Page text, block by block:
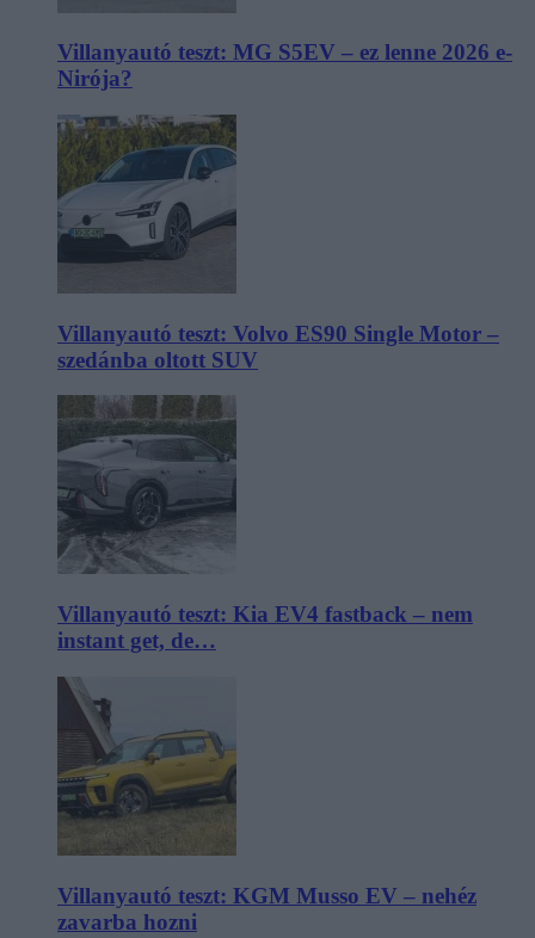
Villanyautó teszt: MG S5EV – ez lenne 2026 e-
Nirója?
Villanyautó teszt: Volvo ES90 Single Motor –
szedánba oltott SUV
Villanyautó teszt: Kia EV4 fastback – nem
instant get, de…
Villanyautó teszt: KGM Musso EV – nehéz
zavarba hozni